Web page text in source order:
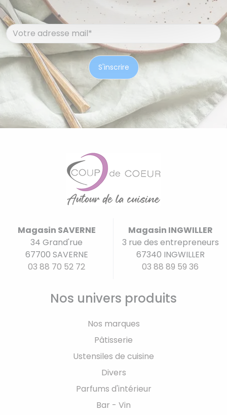
Magasin SAVERNE
34 Grand'rue
67700 SAVERNE
03 88 70 52 72
Magasin INGWILLER
3 rue des entrepreneurs
67340 INGWILLER
03 88 89 59 36
Nos univers produits
Nos marques
Pâtisserie
Ustensiles de cuisine
Divers
Parfums d'intérieur
Bar - Vin